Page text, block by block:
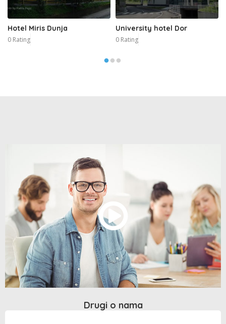
Hotel Miris Dunja
0 Rating
University hotel Dor
0 Rating
Drugi o nama